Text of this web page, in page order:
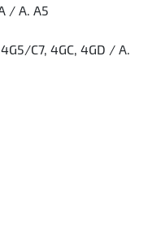
/ А. А5
С7, 4GC, 4GD / А.